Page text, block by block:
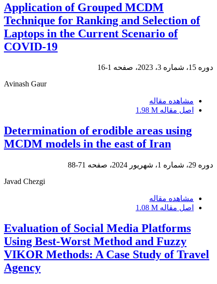
Application of Grouped MCDM
Technique for Ranking and Selection of
Laptops in the Current Scenario of
COVID-19
دوره 15، شماره 3، 2023، صفحه
1-16
Avinash Gaur
مشاهده مقاله
اصل مقاله 1.98 M
Determination of erodible areas using
MCDM models in the east of Iran
دوره 29، شماره 1، شهریور 2024، صفحه
71-88
Javad Chezgi
مشاهده مقاله
اصل مقاله 1.08 M
Evaluation of Social Media Platforms
Using Best-Worst Method and Fuzzy
VIKOR Methods: A Case Study of Travel
Agency